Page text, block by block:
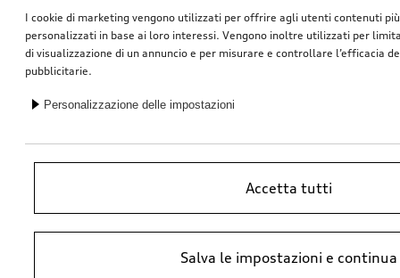
IVA inclusa. I prezzi presso il concessionario Audi potrebbero differire;
I cookie di marketing vengono utilizzati per offrire agli utenti contenuti
personalizzati in base ai loro interessi. Vengono inoltre utilizzati per
di visualizzazione di un annuncio e per misurare e controllare l’efficacia
pubblicitarie.
Personalizzazione delle impostazioni
Accetta tutti
Salva le impostazioni e continua